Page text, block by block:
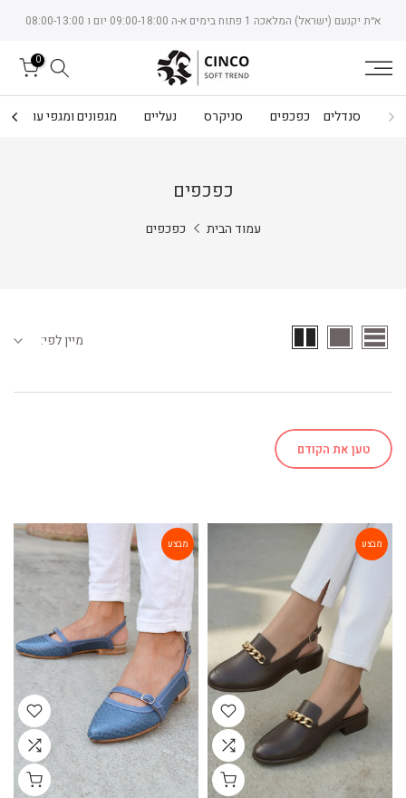
Skip
content
א״ת יקנעם (ישראל) המלאכה 1 פתוח בימים א-ה 09:00-18:00 יום ו 08:00-13:00
0
סנדלים כפכפים סניקרס נעליים מגפונים ומגפי עור
כפכפים
עמוד הבית כפכפים
מיין לפי:
טען את הקודם
מבצע מבצע